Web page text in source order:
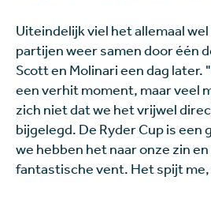
Uiteindelijk viel het allemaal
partijen weer samen door één
Scott en Molinari een dag later.
een verhit moment, maar veel
zich niet dat we het vrijwel
bijgelegd. De Ryder Cup is
we hebben het naar onze zin
fantastische vent. Het spijt